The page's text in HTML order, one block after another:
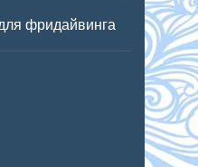
фридайвинга